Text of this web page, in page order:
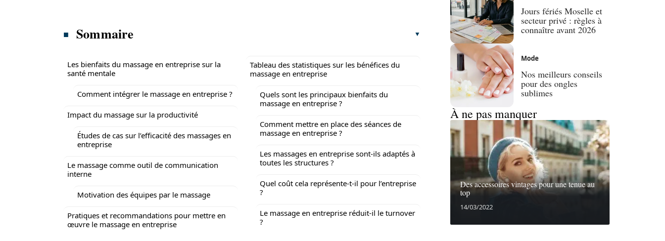
Sommaire
Les bienfaits du massage en entreprise sur la
santé mentale
Comment intégrer le massage en entreprise ?
Impact du massage sur la productivité
Études de cas sur l’efficacité des massages en
entreprise
Le massage comme outil de communication
interne
Motivation des équipes par le massage
Pratiques et recommandations pour mettre en
œuvre le massage en entreprise
Tableau des statistiques sur les bénéfices du
massage en entreprise
Quels sont les principaux bienfaits du
massage en entreprise ?
Comment mettre en place des séances de
massage en entreprise ?
Les massages en entreprise sont-ils adaptés à
toutes les structures ?
Quel coût cela représente-t-il pour l’entreprise
?
Le massage en entreprise réduit-il le turnover
?
Jours fériés Moselle et
secteur privé : règles à
connaître avant 2026
Mode
Nos meilleurs conseils
pour des ongles
sublimes
À ne pas manquer
Des accessoires vintages pour une tenue au
top
14/03/2022